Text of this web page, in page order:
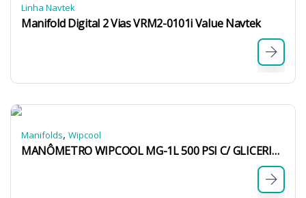
Linha Navtek
Manifold Digital 2 Vias VRM2-0101i Value Navtek
Manifolds, Wipcool
MANÔMETRO WIPCOOL MG-1L 500 PSI C/ GLICERINA LED R22 – R32 -R410A